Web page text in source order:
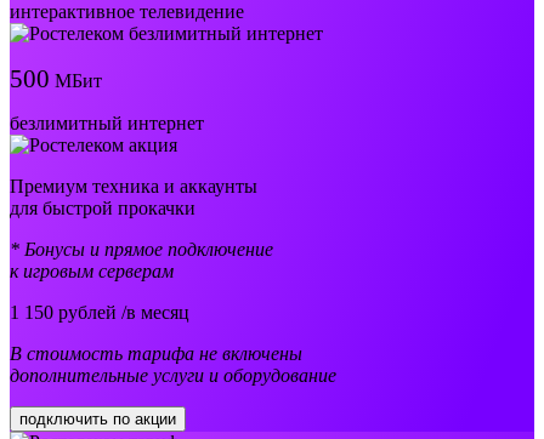
интерактивное телевидение
500 МБит
безлимитный интернет
Премиум техника и аккаунты
для быстрой прокачки
* Бонусы и прямое подключение
к игровым серверам
1 150 рублей /в месяц
В стоимость тарифа не включены
дополнительные услуги и оборудование
подключить по акции